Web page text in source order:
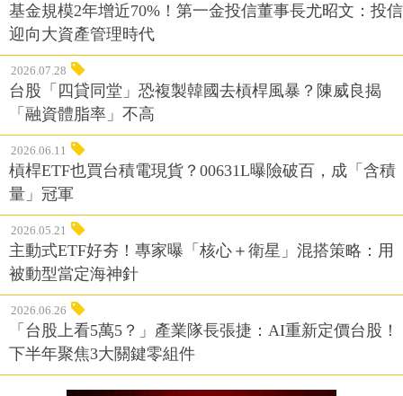
基金規模2年增近70%！第一金投信董事長尤昭文：投信
迎向大資產管理時代
2026.07.28
台股「四貸同堂」恐複製韓國去槓桿風暴？陳威良揭
「融資體脂率」不高
2026.06.11
槓桿ETF也買台積電現貨？00631L曝險破百，成「含積
量」冠軍
2026.05.21
主動式ETF好夯！專家曝「核心＋衛星」混搭策略：用
被動型當定海神針
2026.06.26
「台股上看5萬5？」產業隊長張捷：AI重新定價台股！
下半年聚焦3大關鍵零組件